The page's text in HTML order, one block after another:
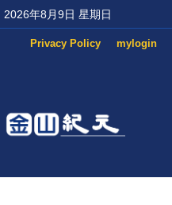
2026年8月9日 星期日
mylogin
Privacy Policy